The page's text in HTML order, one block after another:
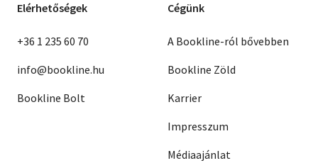
Elérhetőségek
+36 1 235 60 70
info@bookline.hu
Bookline Bolt
Cégünk
A Bookline-ról bővebben
Bookline Zöld
Karrier
Impresszum
Médiaajánlat